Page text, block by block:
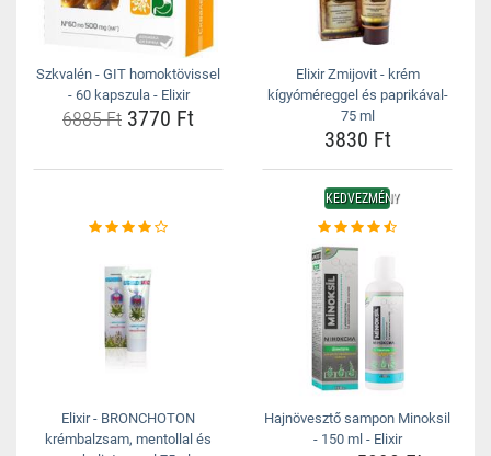
Szkvalén - GIT homoktövissel
- 60 kapszula - Elixir
6885 Ft 3770 Ft
Elixir Zmijovit - krém
kígyóméreggel és paprikával-
75 ml
3830 Ft
Elixir - BRONCHOTON
krémbalzsam, mentollal és
KEDVEZMÉNY
Hajnövesztő sampon Minoksil
- 150 ml - Elixir